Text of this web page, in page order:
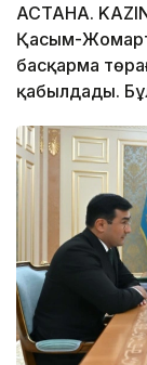
АСТАНА.
Қасым-Жомарт
басқарма
қабылдады.